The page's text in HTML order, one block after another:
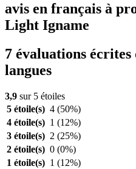
avis en français à
Light Igname
7 évaluations
langues
3,9 sur 5 étoiles
5 étoile(s) 4 (50%)
4 étoile(s) 1 (12%)
3 étoile(s) 2 (25%)
2 étoile(s) 0 (0%)
1 étoile(s) 1 (12%)